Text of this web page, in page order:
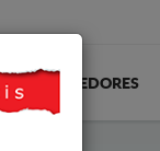
REVENDEDORES